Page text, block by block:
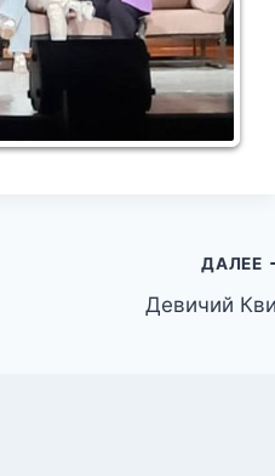
ДАЛЕЕ
Девичий